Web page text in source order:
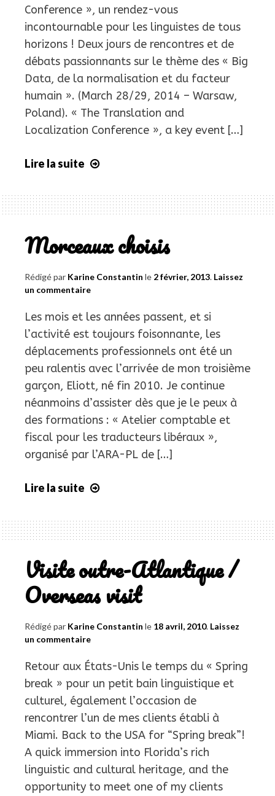
Conference », un rendez-vous
incontournable pour les linguistes de tous
horizons ! Deux jours de rencontres et de
débats passionnants sur le thème des « Big
Data, de la normalisation et du facteur
humain ». (March 28/29, 2014 – Warsaw,
Poland). « The Translation and
Localization Conference », a key event […]
Lire la suite
and
Localization
2014
Morceaux choisis
Rédigé par Karine Constantin le 2 février, 2013. Laissez
un commentaire
Les mois et les années passent, et si
l’activité est toujours foisonnante, les
déplacements professionnels ont été un
peu ralentis avec l’arrivée de mon troisième
garçon, Eliott, né fin 2010. Je continue
néanmoins d’assister dès que je le peux à
des formations : « Atelier comptable et
fiscal pour les traducteurs libéraux »,
organisé par l’ARA-PL de […]
Lire la suite
Visite outre-Atlantique /
Overseas visit
Rédigé par Karine Constantin le 18 avril, 2010. Laissez
un commentaire
Retour aux États-Unis le temps du « Spring
break » pour un petit bain linguistique et
culturel, également l’occasion de
rencontrer l’un de mes clients établi à
Miami. Back to the USA for “Spring break”!
A quick immersion into Florida’s rich
linguistic and cultural heritage, and the
opportunity to meet one of my clients